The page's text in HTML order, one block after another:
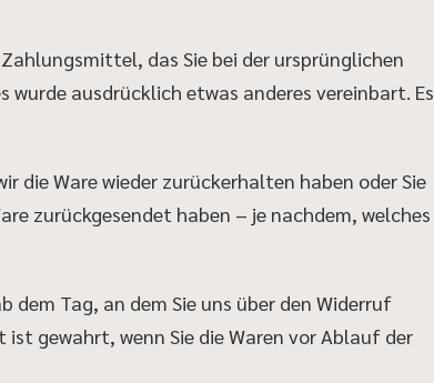
das Sie bei der ursprünglichen
ausdrücklich etwas anderes vereinbart. Es
die Ware wieder zurückerhalten haben oder Sie
zurückgesendet haben – je nachdem, welches
dem Tag, an dem Sie uns über den Widerruf
gewahrt, wenn Sie die Waren vor Ablauf der